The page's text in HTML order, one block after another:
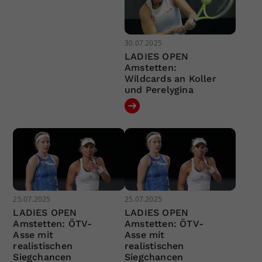
30.07.2025
LADIES OPEN
Amstetten:
Wildcards an Koller
und Perelygina
25.07.2025
LADIES OPEN
Amstetten: ÖTV-
Asse mit
realistischen
Siegchancen
25.07.2025
LADIES OPEN
Amstetten: ÖTV-
Asse mit
realistischen
Siegchancen